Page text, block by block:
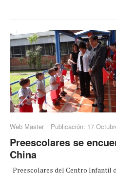
Web Master Publicación: 17
Preescolares se
China
Preescolares del Centro Infantil